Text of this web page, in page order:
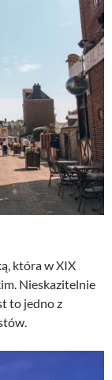
która w XIX
Nieskazitelnie
to jedno z